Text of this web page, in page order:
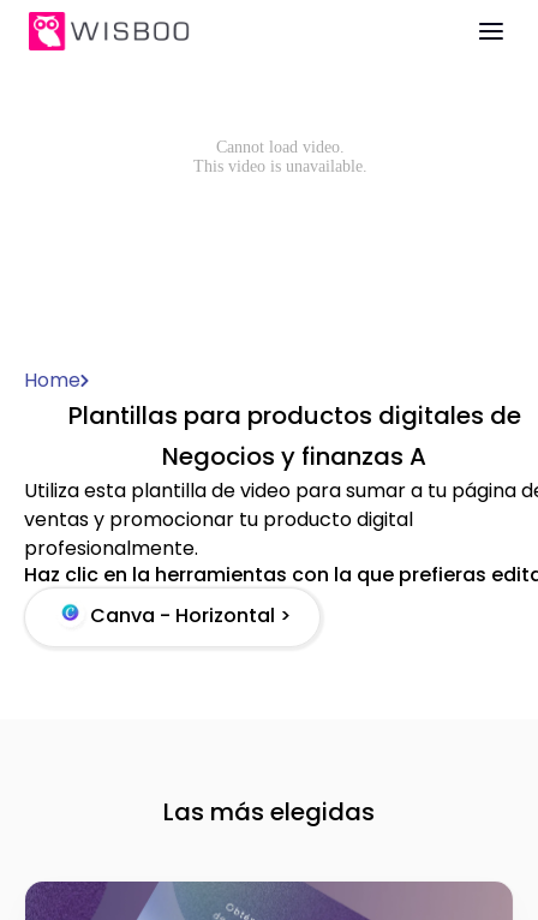
Home
Plantillas para productos digitales de
Negocios y finanzas A
Utiliza esta plantilla de video para sumar a tu página
ventas y promocionar tu producto digital
profesionalmente.
Haz clic en la herramientas con la que prefieras
Canva - Horizontal >
Las más elegidas